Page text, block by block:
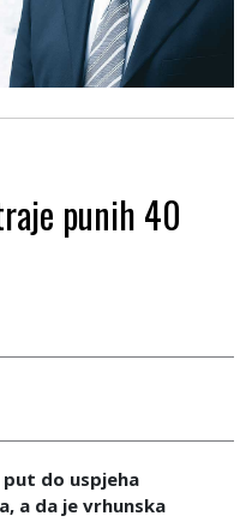
punih 40
do uspjeha
a da je vrhunska